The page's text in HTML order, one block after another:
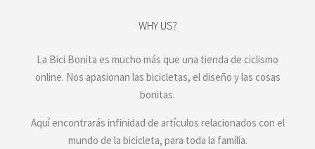
WHY US?
La Bici Bonita es mucho más que una tienda de ciclismo
online. Nos apasionan las bicicletas, el diseño y las cosas
bonitas.
Aquí encontrarás infinidad de artículos relacionados con el
mundo de la bicicleta, para toda la familia.